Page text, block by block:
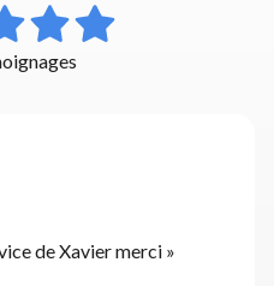
de Xavier merci »